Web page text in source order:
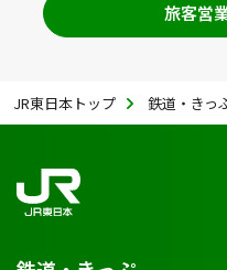
旅客営
JR東日本トップ 鉄道・きっ